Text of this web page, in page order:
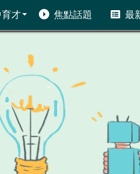
才 焦點話題 最